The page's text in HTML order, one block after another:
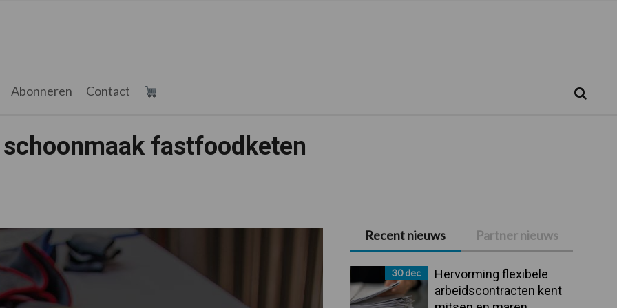
Abonneren Contact
fastfoodketen
Primaire
Sidebar
Recent nieuws Partner nieuws
30 dec
Hervorming flexibele
arbeidscontracten kent